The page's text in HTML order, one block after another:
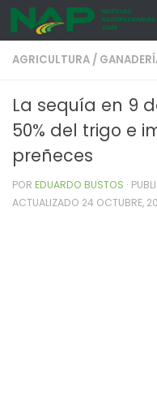
Skip to content
AGRICULTURA /
La sequía en 9
50% del trigo e
preñeces
POR EDUARDO BUSTOS ·
ACTUALIZADO 24 OCTUBRE,